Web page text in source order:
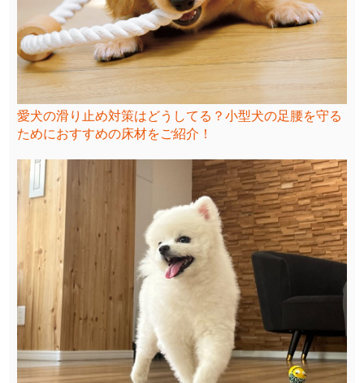
愛犬の滑り止め対策はどうしてる？小型犬の足腰を守る
ためにおすすめの床材をご紹介！